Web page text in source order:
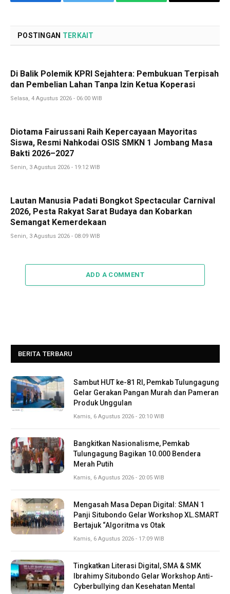
POSTINGAN TERKAIT
Di Balik Polemik KPRI Sejahtera: Pembukuan Terpisah
dan Pembelian Lahan Tanpa Izin Ketua Koperasi
Selasa, 4 Agustus 2026 - 06:00 WIB
Diotama Fairussani Raih Kepercayaan Mayoritas
Siswa, Resmi Nahkodai OSIS SMKN 1 Jombang Masa
Bakti 2026–2027
Senin, 3 Agustus 2026 - 19:12 WIB
Lautan Manusia Padati Bongkot Spectacular Carnival
2026, Pesta Rakyat Sarat Budaya dan Kobarkan
Semangat Kemerdekaan
Senin, 3 Agustus 2026 - 08:09 WIB
ADD A COMMENT
BERITA TERBARU
Sambut HUT ke-81 RI, Pemkab Tulungagung
Gelar Gerakan Pangan Murah dan Pameran
Produk Unggulan
Kamis, 6 Agustus 2026 - 20:10 WIB
Bangkitkan Nasionalisme, Pemkab
Tulungagung Bagikan 10.000 Bendera
Merah Putih
Kamis, 6 Agustus 2026 - 20:05 WIB
Mengasah Masa Depan Digital: SMAN 1
Panji Situbondo Gelar Workshop XL.SMART
Bertajuk “Algoritma vs Otak
Kamis, 6 Agustus 2026 - 17:09 WIB
Tingkatkan Literasi Digital, SMA & SMK
Ibrahimy Situbondo Gelar Workshop Anti-
Cyberbullying dan Kesehatan Mental